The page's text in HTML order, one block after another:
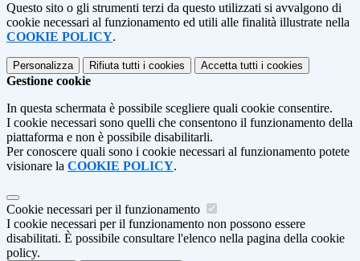
Questo sito o gli strumenti terzi da questo utilizzati si avvalgono di
cookie necessari al funzionamento ed utili alle finalità illustrate nella
COOKIE POLICY.
Personalizza Rifiuta tutti i cookies Accetta tutti i cookies
Gestione cookie
In questa schermata è possibile scegliere quali cookie consentire.
I cookie necessari sono quelli che consentono il funzionamento della
piattaforma e non è possibile disabilitarli.
Per conoscere quali sono i cookie necessari al funzionamento potete
visionare la COOKIE POLICY.
Cookie necessari per il funzionamento
I cookie necessari per il funzionamento non possono essere
disabilitati. È possibile consultare l'elenco nella pagina della cookie
policy.